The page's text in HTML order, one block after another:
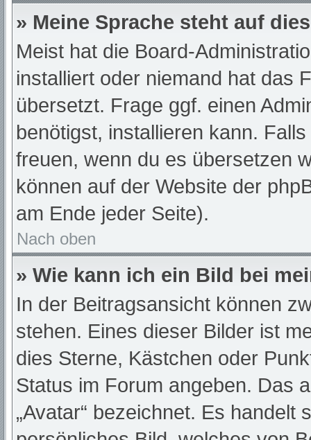
» Meine Sprache steht auf
Meist hat die Board-
installiert oder niemand hat das
übersetzt. Frage ggf. einen
benötigst, installieren kann.
freuen, wenn du es übersetzen
können auf der Website der
am Ende jeder Seite).
Nach oben
» Wie kann ich ein Bild bei
In der Beitragsansicht können
stehen. Eines dieser Bilder ist
dies Sterne, Kästchen oder
Status im Forum angeben. Das
„Avatar“ bezeichnet. Es handelt